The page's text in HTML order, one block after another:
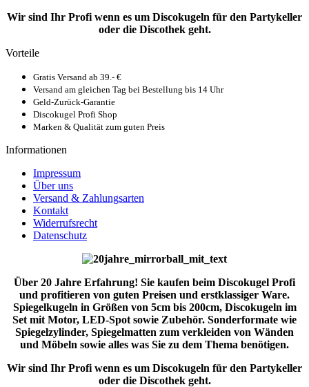
Wir sind Ihr Profi wenn es um Discokugeln für den Partykeller
oder die Discothek geht.
Vorteile
Gratis Versand ab 39.- €
Versand am gleichen Tag bei Bestellung bis 14 Uhr
Geld-Zurück-Garantie
Discokugel Profi Shop
Marken & Qualität zum guten Preis
Informationen
Impressum
Über uns
Versand & Zahlungsarten
Kontakt
Widerrufsrecht
Datenschutz
Über 20 Jahre Erfahrung! Sie kaufen beim Discokugel Profi
und profitieren von guten Preisen und erstklassiger Ware.
Spiegelkugeln in Größen von 5cm bis 200cm, Discokugeln im
Set mit Motor, LED-Spot sowie Zubehör. Sonderformate wie
Spiegelzylinder, Spiegelmatten zum verkleiden von Wänden
und Möbeln sowie alles was Sie zu dem Thema benötigen.
Wir sind Ihr Profi wenn es um Discokugeln für den Partykeller
oder die Discothek geht.